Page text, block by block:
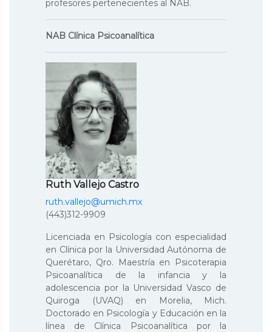
profesores pertenecientes al NAB.
NAB Clínica Psicoanalítica
Ruth Vallejo Castro
ruth.vallejo@umich.mx
(443)312-9909
Licenciada en Psicología con especialidad
en Clínica por la Universidad Autónoma de
Querétaro, Qro. Maestría en Psicoterapia
Psicoanalítica de la infancia y la
adolescencia por la Universidad Vasco de
Quiroga (UVAQ) en Morelia, Mich.
Doctorado en Psicología y Educación en la
línea de Clínica Psicoanalítica por la